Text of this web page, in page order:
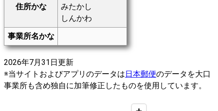
住所かな
みたかし
しんかわ
事業所名かな
2026年7月31日更新
※当サイトおよびアプリのデータは日本郵便のデータを大口
事業所も含め独自に加筆修正したものを使用しています。